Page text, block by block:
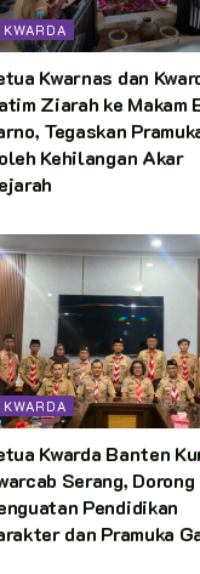
KWARDA
Kwarnas dan
Ziarah ke Makam
Tegaskan
Kehilangan Akar
KWARDA
Kwarda Banten
Serang, Dorong
Pendidikan
dan Pramuka